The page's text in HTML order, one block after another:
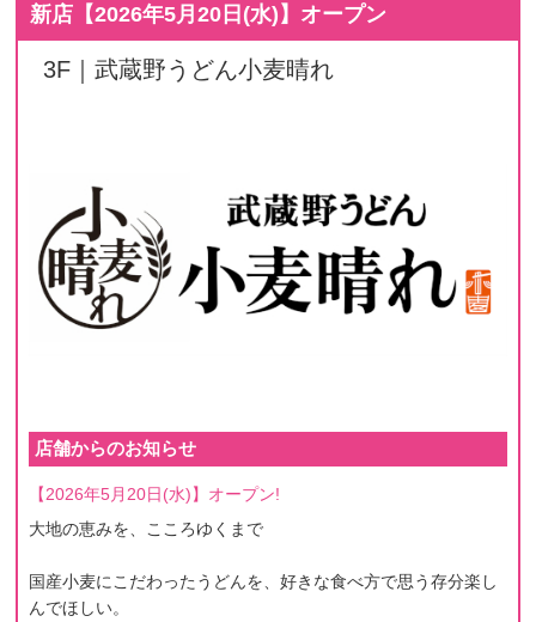
新店【2026年5月20日(水) 】オープン
3F｜武蔵野うどん小麦晴れ
店舗からのお知らせ
【2026年5月20日(水)】オープン!
大地の恵みを、こころゆくまで
国産小麦にこだわったうどんを、好きな食べ方で思う存分楽し
んでほしい。